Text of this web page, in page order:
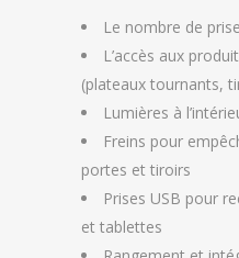
Le nombre de
L’accès aux
(plateaux tournants,
Lumières à
Freins pour
portes et tiroirs
Prises USB pour
et tablettes